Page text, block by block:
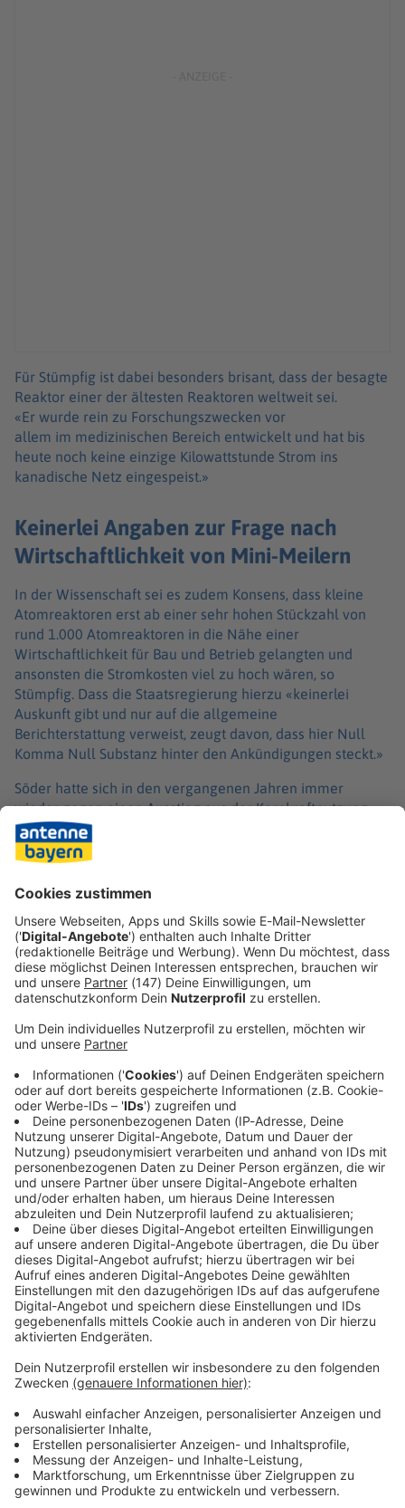
Für Stümpfig ist dabei besonders brisant, dass der besagte
Reaktor einer der ältesten Reaktoren weltweit sei.
«Er wurde rein zu Forschungszwecken vor
allem im medizinischen Bereich entwickelt und hat bis
heute noch keine einzige Kilowattstunde Strom ins
kanadische Netz eingespeist.»
Keinerlei Angaben zur Frage nach
Wirtschaftlichkeit von Mini-Meilern
In der Wissenschaft sei es zudem Konsens, dass kleine
Atomreaktoren erst ab einer sehr hohen Stückzahl von
rund 1.000 Atomreaktoren in die Nähe einer
Wirtschaftlichkeit für Bau und Betrieb gelangten und
ansonsten die Stromkosten viel zu hoch wären, so
Stümpfig. Dass die Staatsregierung hierzu «keinerlei
Auskunft gibt und nur auf die allgemeine
Berichterstattung verweist, zeugt davon, dass hier Null
Komma Null Substanz hinter den Ankündigungen steckt.»
Söder hatte sich in den vergangenen Jahren immer
wieder gegen einen Ausstieg aus der Kernkraftnutzung
ausgesprochen. Er begründete dies immer wieder mit
dem Bedarf an kostengünstiger Energie. Selbst die
früheren Betreiber der Atommeiler erklären aber seit
langem, dass Atomstrom die teuerste Form der
Immer auf dem Laufenden
bleiben!
Verpass' nichts mehr - mit unserem kostenlosen
ANTENNE BAYERN Newsletter. Ob Nachrichten,
Lifestyle oder unsere neuesten Aktionen - wir
informieren dich.
Zum Newsletter anmelden